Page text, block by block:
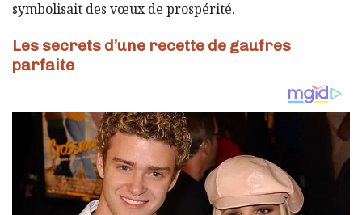
symbolisait des vœux de prospérité.
Les secrets d’une recette de gaufres
parfaite